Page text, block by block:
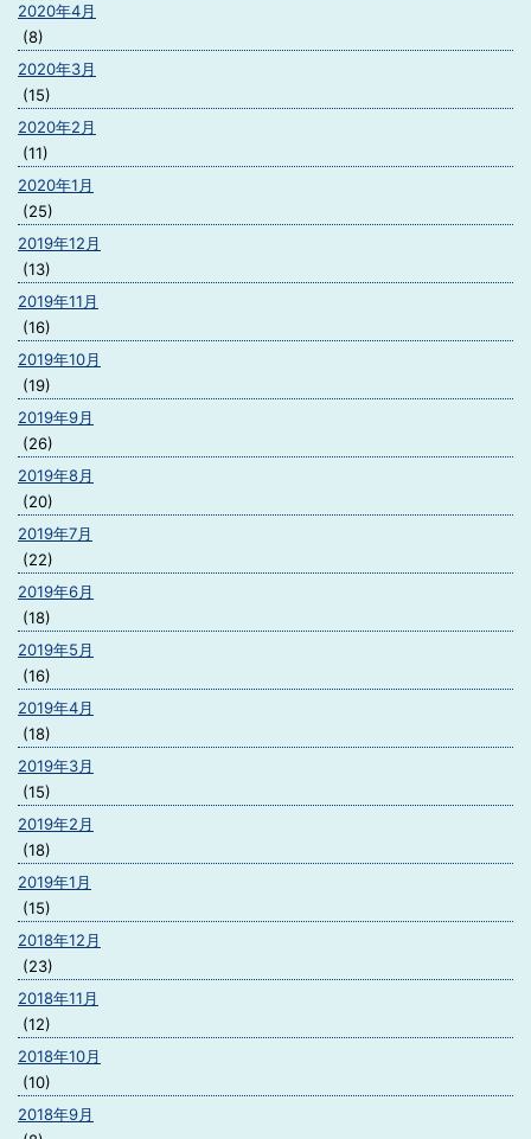
2020年4月
(8)
2020年3月
(15)
2020年2月
(11)
2020年1月
(25)
2019年12月
(13)
2019年11月
(16)
2019年10月
(19)
2019年9月
(26)
2019年8月
(20)
2019年7月
(22)
2019年6月
(18)
2019年5月
(16)
2019年4月
(18)
2019年3月
(15)
2019年2月
(18)
2019年1月
(15)
2018年12月
(23)
2018年11月
(12)
2018年10月
(10)
2018年9月